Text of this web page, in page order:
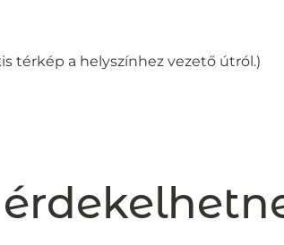
térkép a helyszínhez vezető útról.)